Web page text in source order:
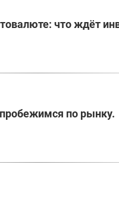
что ждёт
по рынку.